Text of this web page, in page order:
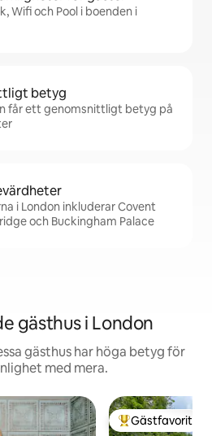
Wifi och Pool i boenden i
betyg
får ett genomsnittligt betyg på
i London inkluderar Covent
och Buckingham Palace
gästhus i London
gästhus har höga betyg för
med mera.
Populär
Gästfavorit